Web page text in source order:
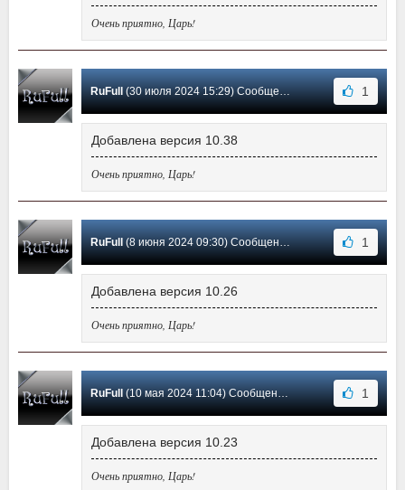
Очень приятно, Царь!
RuFull(30 июля 2024 15:29) Сообщение #33 1
Добавлена версия 10.38
Очень приятно, Царь!
RuFull(8 июня 2024 09:30) Сообщение #32 1
Добавлена версия 10.26
Очень приятно, Царь!
RuFull(10 мая 2024 11:04) Сообщение #31 1
Добавлена версия 10.23
Очень приятно, Царь!